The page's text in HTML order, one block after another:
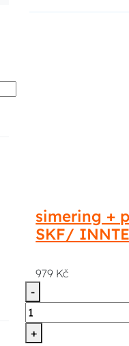
simering +
SKF/
979 Kč
-
+